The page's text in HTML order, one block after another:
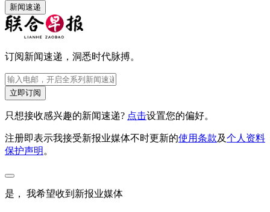
新闻速递
订阅新闻速递，洞悉时代脉搏。
立即订阅
只想接收感兴趣的新闻速递? 点击设置您的偏好。
注册即表示我接受新报业媒体不时更新的使用条款及个人资料
保护声明 。
是， 我希望收到新报业媒体